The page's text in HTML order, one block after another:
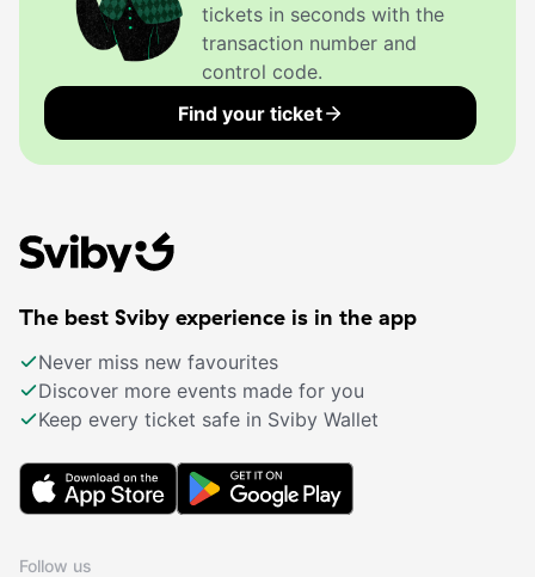
tickets in seconds with the
transaction number and
control code.
Find your ticket
The best Sviby experience is in the app
Never miss new favourites
Discover more events made for you
Keep every ticket safe in Sviby Wallet
Follow us